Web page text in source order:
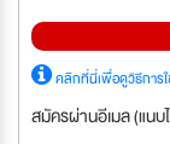
คลิกที่นี่เพื่อดูวิธีการ
สมัครผ่านอีเมล (แน